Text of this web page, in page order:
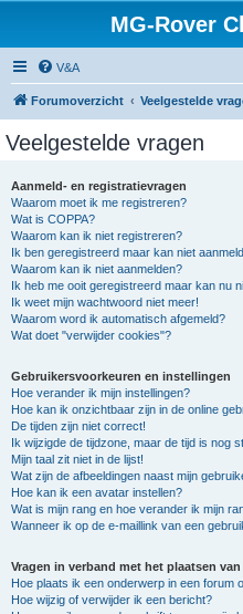
MG-Rover
V&A
Forumoverzicht Veelgestelde
Veelgestelde vragen
Aanmeld- en registratievragen
Waarom moet ik me registreren?
Wat is COPPA?
Waarom kan ik niet registreren?
Ik ben geregistreerd maar kan niet
Waarom kan ik niet aanmelden?
Ik heb me ooit geregistreerd maar kan nu
Ik weet mijn wachtwoord niet meer!
Waarom word ik automatisch afgemeld?
Wat doet "verwijder cookies"?
Gebruikersvoorkeuren en instellingen
Hoe verander ik mijn instellingen?
Hoe kan ik onzichtbaar zijn in de online
De tijden zijn niet correct!
Ik wijzigde de tijdzone, maar de tijd is nog
Mijn taal zit niet in de lijst!
Wat zijn de afbeeldingen naast mijn
Hoe kan ik een avatar instellen?
Wat is mijn rang en hoe verander ik mijn
Wanneer ik op de e-maillink van een
Vragen in verband met het plaatsen
Hoe plaats ik een onderwerp in een forum
Hoe wijzig of verwijder ik een bericht?